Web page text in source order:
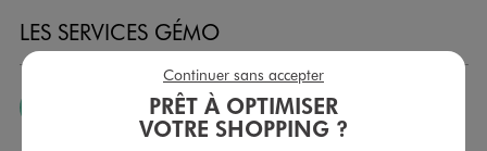
LES SERVICES GÉMO
JE PEUX CHANGER D’AVIS
Nous échangeons et vous proposons un avoir ou un
PRÊT À OPTIMISER
VOTRE SHOPPING ?
Continuer sans accepter